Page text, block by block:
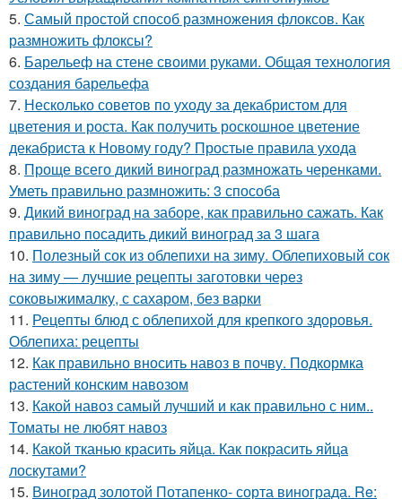
5. Самый простой способ размножения флоксов. Как
размножить флоксы?
6. Барельеф на стене своими руками. Общая технология
создания барельефа
7. Несколько советов по уходу за декабристом для
цветения и роста. Как получить роскошное цветение
декабриста к Новому году? Простые правила ухода
8. Проще всего дикий виноград размножать черенками.
Уметь правильно размножить: 3 способа
9. Дикий виноград на заборе, как правильно сажать. Как
правильно посадить дикий виноград за 3 шага
10. Полезный сок из облепихи на зиму. Облепиховый сок
на зиму — лучшие рецепты заготовки через
соковыжималку, с сахаром, без варки
11. Рецепты блюд с облепихой для крепкого здоровья.
Облепиха: рецепты
12. Как правильно вносить навоз в почву. Подкормка
растений конским навозом
13. Какой навоз самый лучший и как правильно с ним..
Томаты не любят навоз
14. Какой тканью красить яйца. Как покрасить яйца
лоскутами?
15. Виноград золотой Потапенко- сорта винограда. Re: